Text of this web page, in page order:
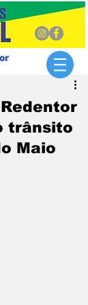
trânsito
Maio